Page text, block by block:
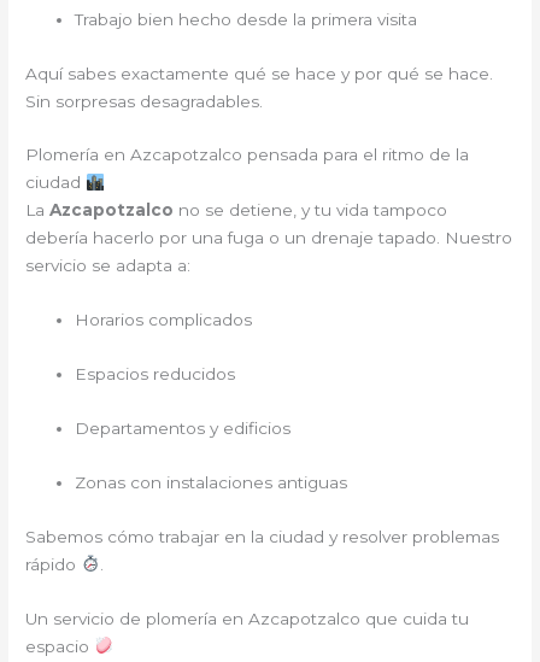
Trabajo bien hecho desde la primera visita
Aquí sabes exactamente qué se hace y por qué se hace.
Sin sorpresas desagradables.
Plomería en Azcapotzalco pensada para el ritmo de la
ciudad
LaAzcapotzalco no se detiene, y tu vida tampoco
debería hacerlo por una fuga o un drenaje tapado. Nuestro
servicio se adapta a:
Horarios complicados
Espacios reducidos
Departamentos y edificios
Zonas con instalaciones antiguas
Sabemos cómo trabajar en la ciudad y resolver problemas
rápido
Un servicio de plomería en Azcapotzalco que cuida tu
espacio